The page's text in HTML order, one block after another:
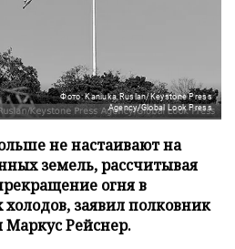
Фото: Kaniuka Ruslan/Keystone Press
Agency/Global Look Press
не настаивают на
земель, рассчитывая
огня в
заявил полковник
Рейснер.